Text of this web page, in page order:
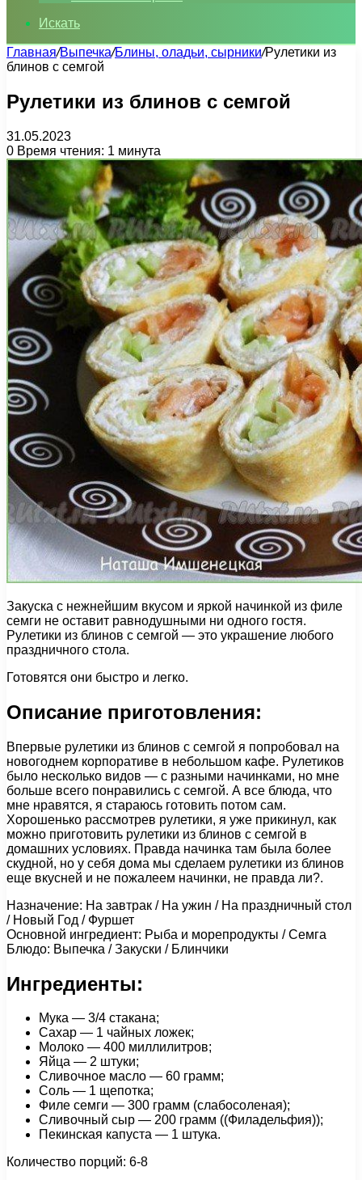
Искать
Главная/Выпечка/Блины, оладьи, сырники/Рулетики из
блинов с семгой
Рулетики из блинов с семгой
31.05.2023
0 Время чтения: 1 минута
Закуска с нежнейшим вкусом и яркой начинкой из филе
семги не оставит равнодушными ни одного гостя.
Рулетики из блинов с семгой — это украшение любого
праздничного стола.
Готовятся они быстро и легко.
Описание приготовления:
Впервые рулетики из блинов с семгой я попробовал на
новогоднем корпоративе в небольшом кафе. Рулетиков
было несколько видов — с разными начинками, но мне
больше всего понравились с семгой. А все блюда, что
мне нравятся, я стараюсь готовить потом сам.
Хорошенько рассмотрев рулетики, я уже прикинул, как
можно приготовить рулетики из блинов с семгой в
домашних условиях. Правда начинка там была более
скудной, но у себя дома мы сделаем рулетики из блинов
еще вкусней и не пожалеем начинки, не правда ли?.
Назначение: На завтрак / На ужин / На праздничный стол
/ Новый Год / Фуршет
Основной ингредиент: Рыба и морепродукты / Семга
Блюдо: Выпечка / Закуски / Блинчики
Ингредиенты:
Мука — 3/4 стакана;
Сахар — 1 чайных ложек;
Молоко — 400 миллилитров;
Яйца — 2 штуки;
Сливочное масло — 60 грамм;
Соль — 1 щепотка;
Филе семги — 300 грамм (слабосоленая);
Сливочный сыр — 200 грамм ((Филадельфия));
Пекинская капуста — 1 штука.
Количество порций: 6-8